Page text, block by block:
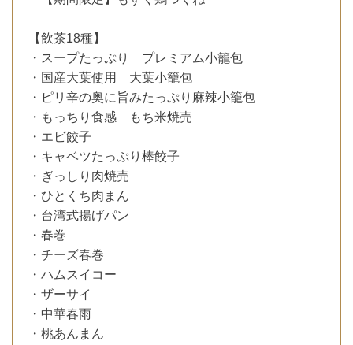
【飲茶18種】
・スープたっぷり プレミアム小籠包
・国産大葉使用 大葉小籠包
・ピリ辛の奥に旨みたっぷり麻辣小籠包
・もっちり食感 もち米焼売
・エビ餃子
・キャベツたっぷり棒餃子
・ぎっしり肉焼売
・ひとくち肉まん
・台湾式揚げパン
・春巻
・チーズ春巻
・ハムスイコー
・ザーサイ
・中華春雨
・桃あんまん